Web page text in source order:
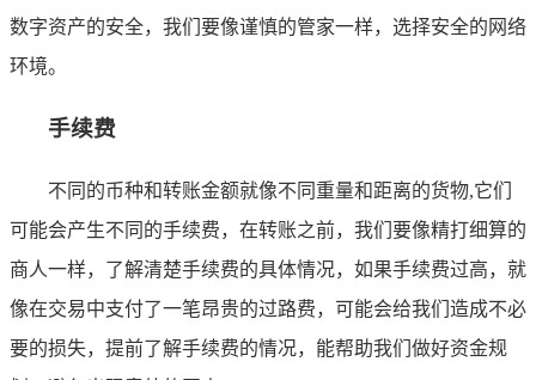
数字资产的安全，我们要像谨慎的管家一样，选择安全的网络
环境。
手续费
不同的币种和转账金额就像不同重量和距离的货物,它们
可能会产生不同的手续费，在转账之前，我们要像精打细算的
商人一样，了解清楚手续费的具体情况，如果手续费过高，就
像在交易中支付了一笔昂贵的过路费，可能会给我们造成不必
要的损失，提前了解手续费的情况，能帮助我们做好资金规